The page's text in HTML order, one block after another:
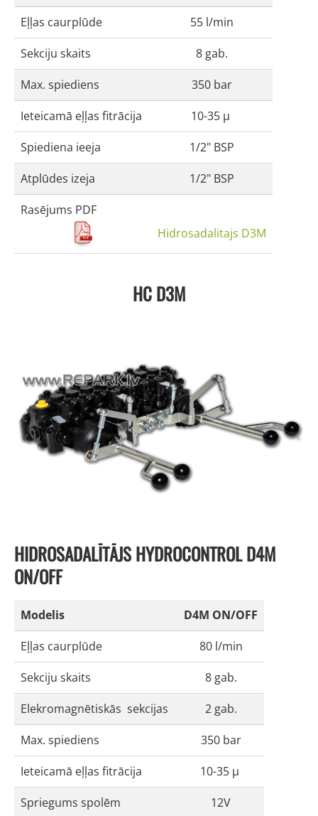
Eļļas caurplūde
55 l/min
Sekciju skaits
8 gab.
Max. spiediens
350 bar
Ieteicamā eļļas fitrācija
10-35 μ
Spiediena ieeja
1/2" BSP
Atplūdes izeja
1/2" BSP
Rasējums PDF
Hidrosadalitajs D3M
HC D3M
HIDROSADALĪTĀJS HYDROCONTROL D4M
ON/OFF
Modelis
D4M ON/OFF
Eļļas caurplūde
80 l/min
Sekciju skaits
8 gab.
Elekromagnētiskās sekcijas
2 gab.
Max. spiediens
350 bar
Ieteicamā eļļas fitrācija
10-35 μ
Spriegums spolēm
12V